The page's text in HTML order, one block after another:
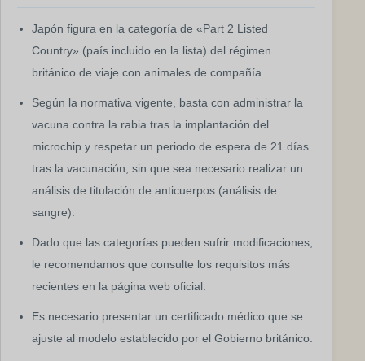
Japón figura en la categoría de «Part 2 Listed
Country» (país incluido en la lista) del régimen
británico de viaje con animales de compañía.
Según la normativa vigente, basta con administrar la
vacuna contra la rabia tras la implantación del
microchip y respetar un periodo de espera de 21 días
tras la vacunación, sin que sea necesario realizar un
análisis de titulación de anticuerpos (análisis de
sangre).
Dado que las categorías pueden sufrir modificaciones,
le recomendamos que consulte los requisitos más
recientes en la página web oficial.
Es necesario presentar un certificado médico que se
ajuste al modelo establecido por el Gobierno británico.